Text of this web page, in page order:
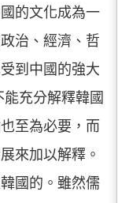
的文化成為一
治、經濟、哲
到中國的強大
充分解釋韓國
至為必要，而
來加以解釋。
國的。雖然儒